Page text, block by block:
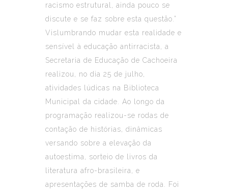
racismo estrutural, ainda pouco se
discute e se faz sobre esta questão.”
Vislumbrando mudar esta realidade e
sensível à educação antirracista, a
Secretaria de Educação de Cachoeira
realizou, no dia 25 de julho,
atividades lúdicas na Biblioteca
Municipal da cidade. Ao longo da
programação realizou-se rodas de
contação de histórias, dinâmicas
versando sobre a elevação da
autoestima, sorteio de livros da
literatura afro-brasileira, e
apresentações de samba de roda. Foi